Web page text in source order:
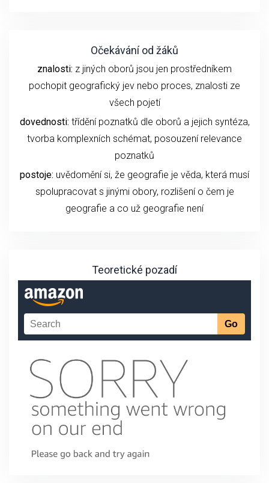
Očekávání od žáků
znalosti: z jiných oborů jsou jen prostředníkem
pochopit geografický jev nebo proces, znalosti ze
všech pojetí
dovednosti: třídění poznatků dle oborů a jejich syntéza,
tvorba komplexních schémat, posouzení relevance
poznatků
postoje: uvědomění si, že geografie je věda, která musí
spolupracovat s jinými obory, rozlišení o čem je
geografie a co už geografie není
Teoretické pozadí